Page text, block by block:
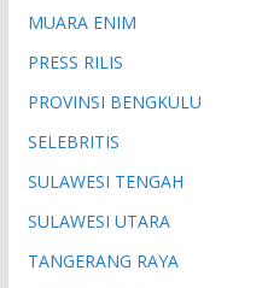
MUARA ENIM
PRESS RILIS
PROVINSI BENGKULU
SELEBRITIS
SULAWESI TENGAH
SULAWESI UTARA
TANGERANG RAYA